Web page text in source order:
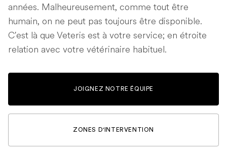
années. Malheureusement, comme tout être
humain, on ne peut pas toujours être disponible.
C'est là que Veteris est à votre service; en étroite
relation avec votre vétérinaire habituel.
JOIGNEZ NOTRE ÉQUIPE
ZONES D'INTERVENTION